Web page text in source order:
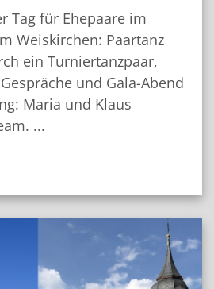
Tag für Ehepaare im
Weiskirchen: Paartanz
ein Turniertanzpaar,
und Gala-Abend
Maria und Klaus
...